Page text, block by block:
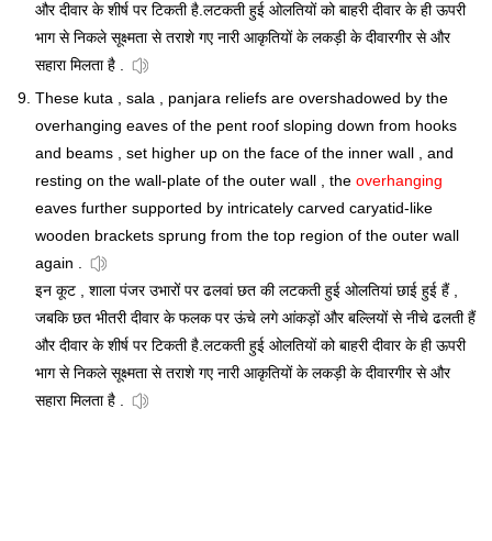
और दीवार के शीर्ष पर टिकती है.लटकती हुई ओलतियों को बाहरी दीवार के ही ऊपरी
भाग से निकले सूक्ष्मता से तराशे गए नारी आकृतियों के लकड़ी के दीवारगीर से और
सहारा मिलता है .
These kuta , sala , panjara reliefs are overshadowed by the
overhanging eaves of the pent roof sloping down from hooks
and beams , set higher up on the face of the inner wall , and
resting on the wall-plate of the outer wall , the overhanging
eaves further supported by intricately carved caryatid-like
wooden brackets sprung from the top region of the outer wall
again .
इन कूट , शाला पंजर उभारों पर ढलवां छत की लटकती हुई ओलतियां छाई हुई हैं ,
जबकि छत भीतरी दीवार के फलक पर ऊंचे लगे आंकड़ों और बल्लियों से नीचे ढलती हैं
और दीवार के शीर्ष पर टिकती है.लटकती हुई ओलतियों को बाहरी दीवार के ही ऊपरी
भाग से निकले सूक्ष्मता से तराशे गए नारी आकृतियों के लकड़ी के दीवारगीर से और
सहारा मिलता है .